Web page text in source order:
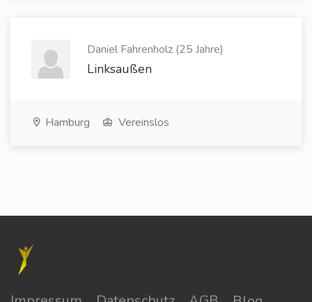
Daniel Fahrenholz (25 Jahre)
Linksaußen
Hamburg Vereinslos